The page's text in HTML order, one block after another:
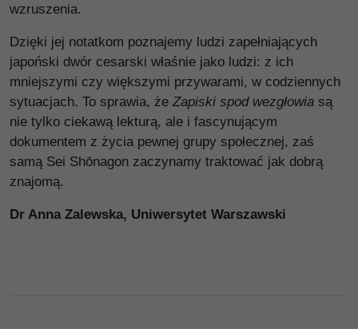
wzruszenia.
Dzięki jej notatkom poznajemy ludzi zapełniających
japoński dwór cesarski właśnie jako ludzi: z ich
mniejszymi czy większymi przywarami, w codziennych
sytuacjach. To sprawia, że Zapiski spod wezgłowia są
nie tylko ciekawą lekturą, ale i fascynującym
dokumentem z życia pewnej grupy społecznej, zaś
samą Sei Shōnagon zaczynamy traktować jak dobrą
znajomą.
Dr Anna Zalewska, Uniwersytet Warszawski